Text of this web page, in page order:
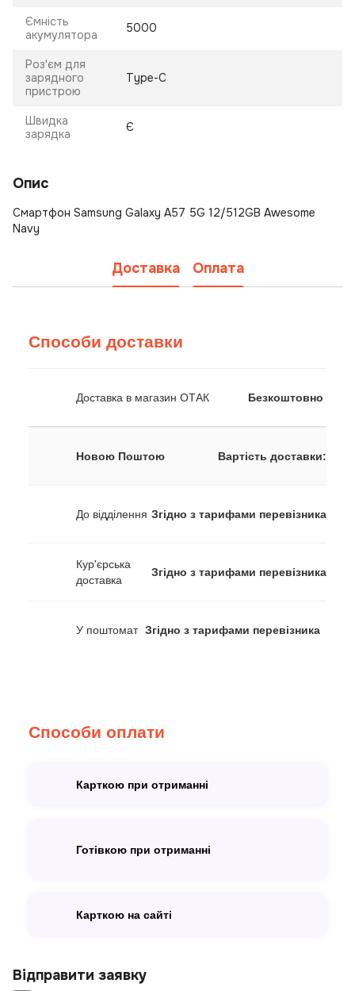
Ємність
акумулятора
5000
Роз'єм для
зарядного
пристрою
Type-C
Швидка
зарядка
Є
Опис
Смартфон Samsung Galaxy A57 5G 12/512GB Awesome
Navy
Доставка Оплата
Способи доставки
Доставка в магазин ОТАК Безкоштовно
Новою Поштою Вартість доставки:
До відділення Згідно з тарифами перевізника
Кур'єрська
доставка
Згідно з тарифами перевізника
У поштомат Згідно з тарифами перевізника
Способи оплати
Карткою при отриманні
Готівкою при отриманні
Карткою на сайті
Відправити заявку